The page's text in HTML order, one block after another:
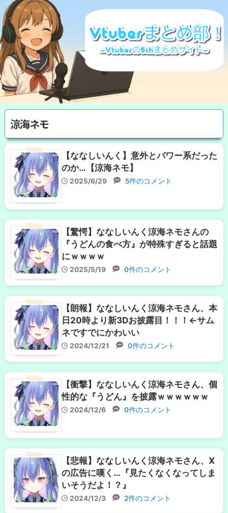
涼海ネモ
【ななしいんく】意外とパワー系だった
のか…【涼海ネモ】
2025/6/29 5件のコメント
【驚愕】ななしいんく涼海ネモさんの
『うどんの食べ方』が特殊すぎると話題
にｗｗｗｗ
2025/5/19 0件のコメント
【朗報】ななしいんく涼海ネモさん、本
日20時より新3Dお披露目！！！←サム
ネですでにかわいい
2024/12/21 0件のコメント
【衝撃】ななしいんく涼海ネモさん、個
性的な『うどん』を披露ｗｗｗｗｗｗ
2024/12/6 0件のコメント
【悲報】ななしいんく涼海ネモさん、X
の広告に嘆く…『見たくなくなってしま
いそうだよ！？』
2024/12/3 2件のコメント